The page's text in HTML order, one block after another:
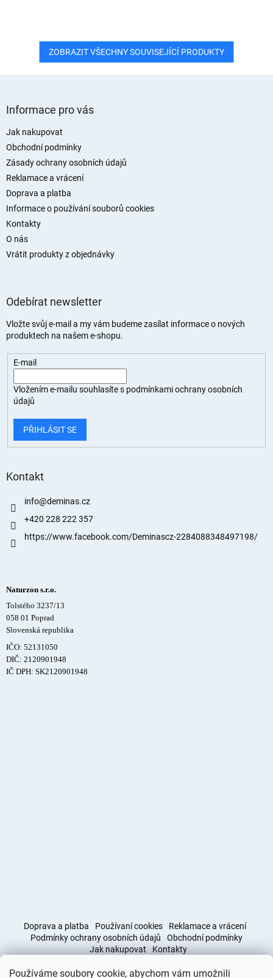
Používáme soubory cookie, abychom vám umožnili
ZOBRAZIT VŠECHNY SOUVISEJÍCÍ PRODUKTY
Informace pro vás
Jak nakupovat
Obchodní podmínky
Zásady ochrany osobních údajů
Reklamace a vrácení
Doprava a platba
Informace o používání souborů cookies
Kontakty
O nás
Vrátit produkty z objednávky
Odebírat newsletter
Vložte svůj e-mail a my vám budeme zasílat informace o nových
produktech na našem e-shopu.
E-mail
Vložením e-mailu souhlasíte s podmínkami ochrany osobních
údajů
PŘIHLÁSIT SE
Kontakt
info@deminas.cz
+420 228 222 357
https://www.facebook.com/Deminascz-2284088348497198/
Naturzon s.r.o.
Tolstého 3237/13
058 01 Poprad
Slovenská republika
IČO: 52131050
DIČ: 2120901948
IČ DPH: SK2120901948
Doprava a platba Používaní cookies
Reklamace a vrácení
Podmínky ochrany osobních údajů
Obchodní podmínky
Jak nakupovat
Kontakty
Obchodní podmínky Doprava a platba